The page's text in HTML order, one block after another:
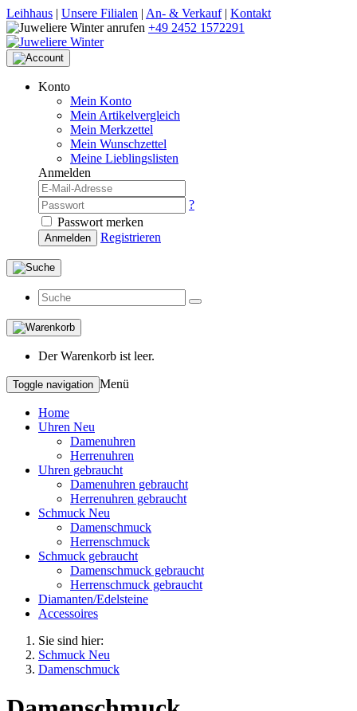
Leihhaus | Unsere Filialen | An- & Verkauf| Kontakt
+49 2452 1572291
Konto
Mein Konto
Mein Artikelvergleich
Mein Merkzettel
Mein Wunschzettel
Meine Lieblingslisten
Anmelden
?
Passwort merken
Anmelden Registrieren
Der Warenkorb ist leer.
Toggle navigation Menü
Home
Uhren Neu
Damenuhren
Herrenuhren
Uhren gebraucht
Damenuhren gebraucht
Herrenuhren gebraucht
Schmuck Neu
Damenschmuck
Herrenschmuck
Schmuck gebraucht
Damenschmuck gebraucht
Herrenschmuck gebraucht
Diamanten/Edelsteine
Accessoires
Sie sind hier:
Schmuck Neu
Damenschmuck